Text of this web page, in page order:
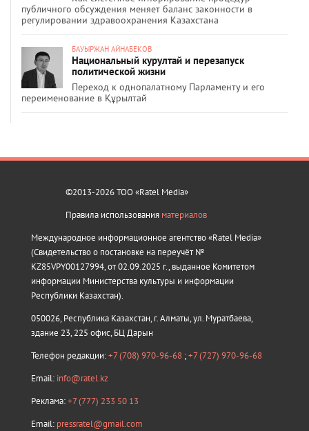
публичного обсуждения меняет баланс законности в
регулировании здравоохранения Казахстана
БАУЫРЖАН АЙНАБЕКОВ
Национальный курултай и перезапуск
политической жизни
Переход к однопалатному Парламенту и его
переименование в Құрылтай
©2013-2026 ТОО «Ratel Media»
Правила использования материалов
Международное информационное агентство «Ratel Media»
(Свидетельство о постановке на переучёт №
KZ85VPY00127994, от 02.09.2025 г., выданное Комитетом
информации Министерства культуры и информации
Республики Казахстан).
050026, Республика Казахстан, г. Алматы, ул. Муратбаева,
здание 23, 225 офис, БЦ Дарын
Телефон редакции:+7 (708) 970-96-68 ;+7 (727) 970-96-68
Email: info@ratel.kz
Реклама:+7 (777) 233 50 13
Email: pressratel@gmail.com